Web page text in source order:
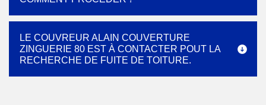
LE COUVREUR ALAIN COUVERTURE
ZINGUERIE 80 EST À CONTACTER POUT LA
RECHERCHE DE FUITE DE TOITURE.